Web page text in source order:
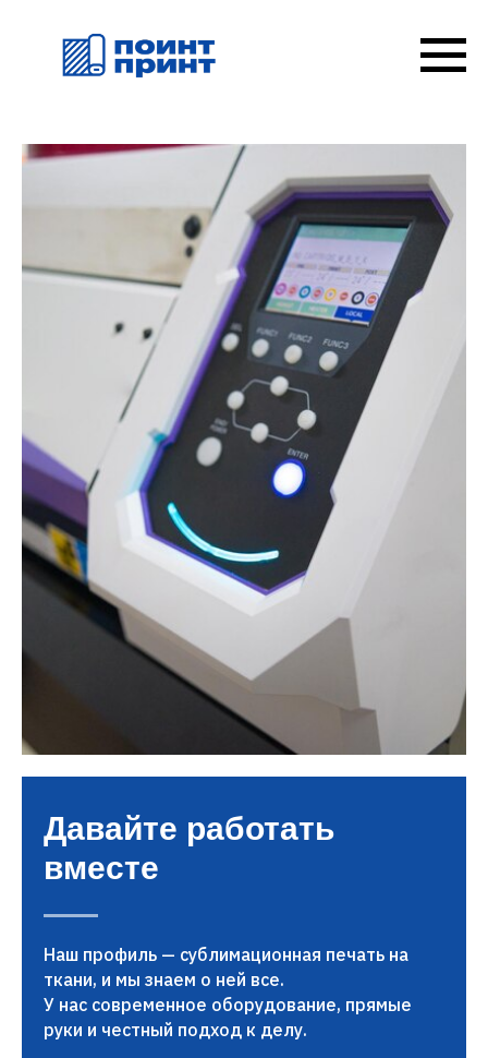
Давайте работать
вместе
Наш профиль — сублимационная печать на
ткани, и мы знаем о ней все.
У нас современное оборудование, прямые
руки и честный подход к делу.